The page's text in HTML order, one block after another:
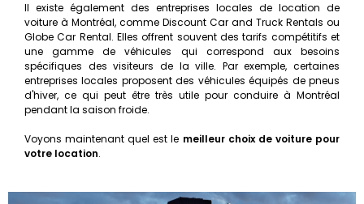
Il existe également des entreprises locales de location de
voiture à Montréal, comme Discount Car and Truck Rentals ou
Globe Car Rental. Elles offrent souvent des tarifs compétitifs et
une gamme de véhicules qui correspond aux besoins
spécifiques des visiteurs de la ville. Par exemple, certaines
entreprises locales proposent des véhicules équipés de pneus
d'hiver, ce qui peut être très utile pour conduire à Montréal
pendant la saison froide.
Voyons maintenant quel est le meilleur choix de voiture pour
votre location.